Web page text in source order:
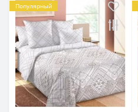
Популярный